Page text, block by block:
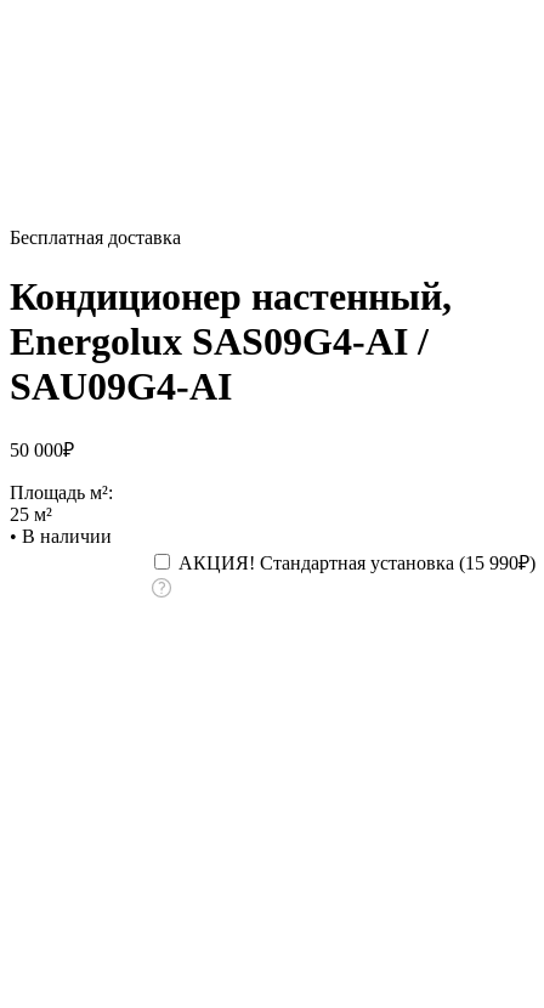
Бесплатная доставка
Кондиционер настенный,
Energolux SAS09G4-AI /
SAU09G4-AI
50 000₽
Площадь м²:
25 м²
• В наличии
АКЦИЯ! Стандартная установка (15 990₽)